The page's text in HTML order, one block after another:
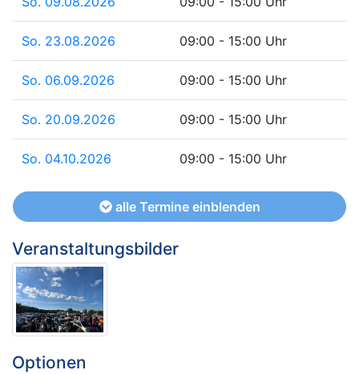
So. 23.08.2026 09:00 - 15:00 Uhr
So. 06.09.2026 09:00 - 15:00 Uhr
So. 20.09.2026 09:00 - 15:00 Uhr
So. 04.10.2026 09:00 - 15:00 Uhr
alle Termine einblenden
Veranstaltungsbilder
Optionen